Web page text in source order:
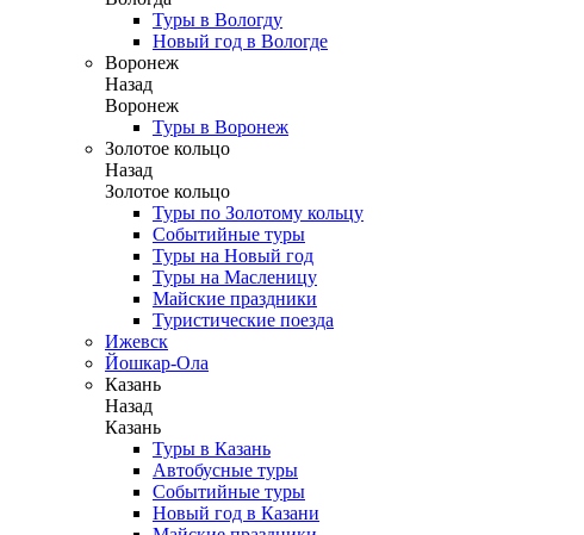
Туры в Вологду
Новый год в Вологде
Воронеж
Назад
Воронеж
Туры в Воронеж
Золотое кольцо
Назад
Золотое кольцо
Туры по Золотому кольцу
Событийные туры
Туры на Новый год
Туры на Масленицу
Майские праздники
Туристические поезда
Ижевск
Йошкар-Ола
Казань
Назад
Казань
Туры в Казань
Автобусные туры
Событийные туры
Новый год в Казани